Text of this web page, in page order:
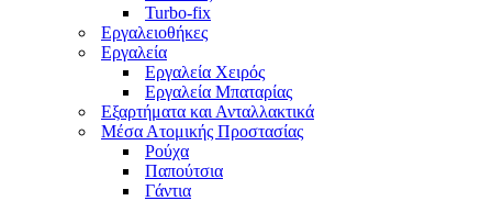
Turbo-fix
Εργαλειοθήκες
Εργαλεία
Εργαλεία Χειρός
Εργαλεία Μπαταρίας
Εξαρτήματα και Ανταλλακτικά
Μέσα Ατομικής Προστασίας
Ρούχα
Παπούτσια
Γάντια